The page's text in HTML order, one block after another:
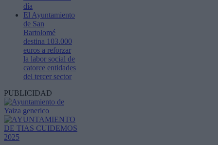
día
El Ayuntamiento
de San
Bartolomé
destina 103.000
euros a reforzar
la labor social de
catorce entidades
del tercer sector
PUBLICIDAD